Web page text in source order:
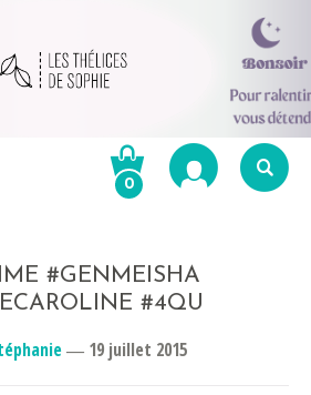
0
#GENMEISHA
#4QU
― 19 juillet 2015